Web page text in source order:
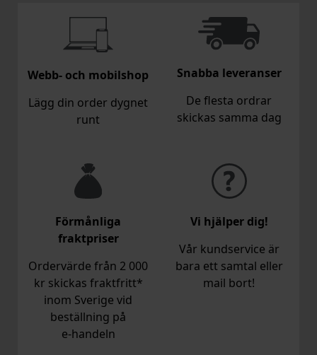
Webb- och mobilshop
Lägg din order dygnet
runt
Snabba leveranser
De flesta ordrar
skickas samma dag
Förmånliga
fraktpriser
Ordervärde från 2 000
kr skickas fraktfritt*
inom Sverige vid
beställning på
e‑handeln
Vi hjälper dig!
Vår kundservice är
bara ett samtal eller
mail bort!